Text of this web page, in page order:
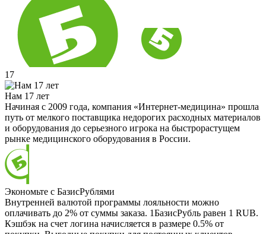
17
Нам 17 лет
Начиная с 2009 года, компания «Интернет-медицина» прошла
путь от мелкого поставщика недорогих расходных материалов
и оборудования до серьезного игрока на быстрорастущем
рынке медицинского оборудования в России.
Экономьте с БазисРублями
Внутренней валютой программы лояльности можно
оплачивать до 2% от суммы заказа. 1БазисРубль равен 1 RUB.
Кэшбэк на счет логина начисляется в размере 0.5% от